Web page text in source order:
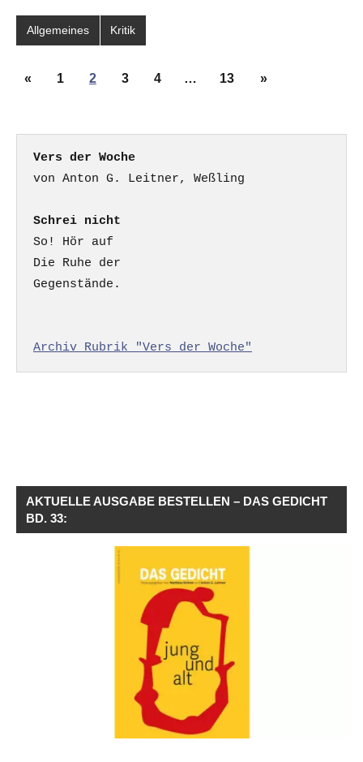
Allgemeines Kritik
Seitennummerierung
«Vorherige
1 2 3 4 … 13
Nächste
»
Vers der Woche
Schrei nicht
So! Hör auf
Die Ruhe der
Gegenstände.
Archiv Rubrik "Vers der Woche"
AKTUELLE AUSGABE BESTELLEN – DAS GEDICHT
BD. 33: